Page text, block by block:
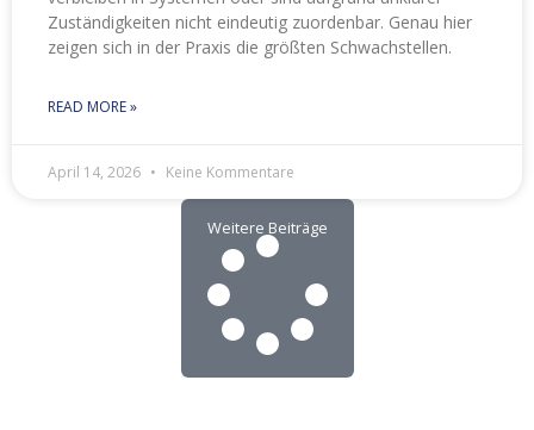
Zuständigkeiten nicht eindeutig zuordenbar. Genau hier
zeigen sich in der Praxis die größten Schwachstellen.
READ MORE »
April 14, 2026 Keine Kommentare
Weitere Beiträge